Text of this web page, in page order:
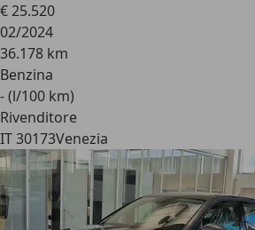
€ 25.520
02/2024
36.178 km
Benzina
- (l/100 km)
Rivenditore
IT 30173Venezia